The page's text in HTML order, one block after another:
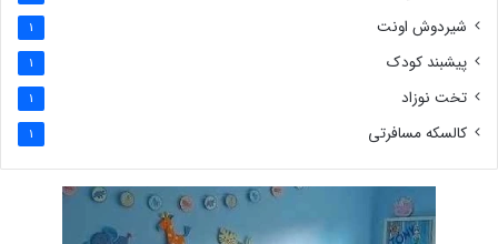
شیردوش اونت 1
پیشبند کودک 1
تخت نوزاد 1
کالسکه مسافرتی 1